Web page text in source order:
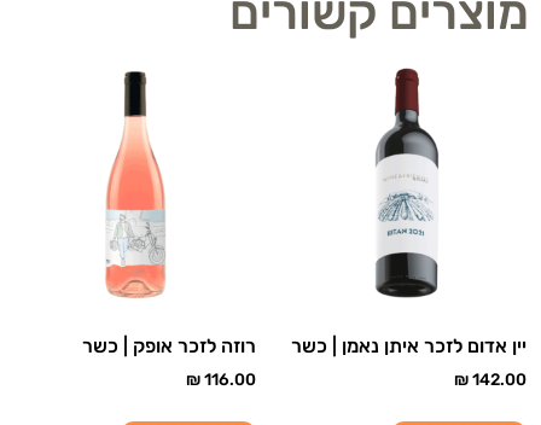
מוצרים קשורים
יין אדום לזכר איתן נאמן | כשר
₪142.00
רוזה לזכר אופק | כשר
₪116.00